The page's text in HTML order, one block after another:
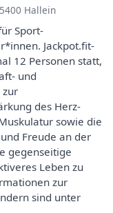
Hallein
Sport-
Jackpot.fit-
12 Personen statt,
und
des Herz-
sowie die
Freude an der
gegenseitige
Leben zu
zur
sind unter